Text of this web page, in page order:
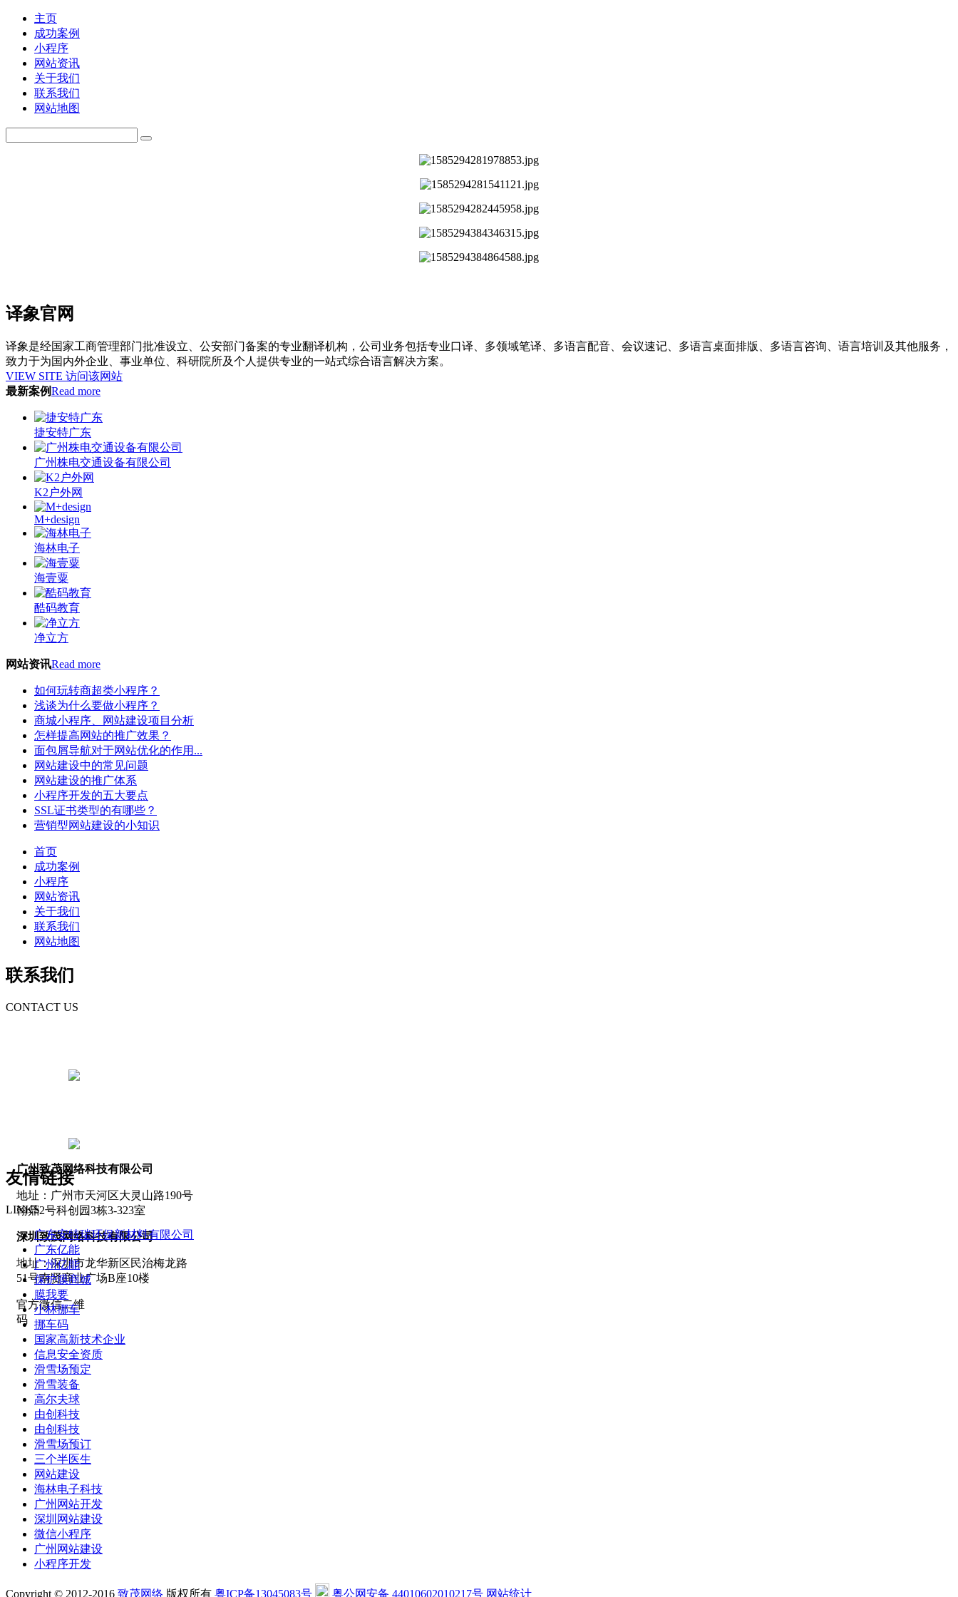
主页
成功案例
小程序
网站资讯
关于我们
联系我们
网站地图
译象官网
译象是经国家工商管理部门批准设立、公安部门备案的专业翻译机构，公司业务包括专业口译、多领域笔译、多语言配音、会议速记、多语言桌面排版、多语言咨询、语言培训及其他服务，
致力于为国内外企业、事业单位、科研院所及个人提供专业的一站式综合语言解决方案。
VIEW SITE 访问该网站
最新案例Read more
捷安特广东
广州株电交通设备有限公司
K2户外网
M+design
海林电子
海壹粟
酷码教育
净立方
网站资讯Read more
如何玩转商超类小程序？
浅谈为什么要做小程序？
商城小程序、网站建设项目分析
怎样提高网站的推广效果？
面包屑导航对于网站优化的作用...
网站建设中的常见问题
网站建设的推广体系
小程序开发的五大要点
SSL证书类型的有哪些？
营销型网站建设的小知识
首页
成功案例
小程序
网站资讯
关于我们
联系我们
网站地图
联系我们
CONTACT US
广州致茂网络科技有限公司
地址：广州市天河区大灵山路190号
翰鼎2号科创园3栋3-323室
深圳致茂网络科技有限公司
地址：深圳市龙华新区民治梅龙路
51号南贤商业广场B座10楼
官方微信二维
码
友情链接
LINKS
广东安特瑞环保新材料有限公司
广东亿能
广州亿能
保护膜商城
膜我要
小林挪车
挪车码
国家高新技术企业
信息安全资质
滑雪场预定
滑雪装备
高尔夫球
由创科技
由创科技
滑雪场预订
三个半医生
网站建设
海林电子科技
广州网站开发
深圳网站建设
微信小程序
广州网站建设
小程序开发
Copyright © 2012-2016 致茂网络 版权所有 粤ICP备13045083号 粤公网安备 44010602010217号 网站统计